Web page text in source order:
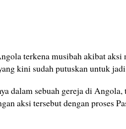
terkena musibah akibat aksi
kini sudah putuskan untuk
dalam sebuah gereja di Angola,
aksi tersebut dengan proses